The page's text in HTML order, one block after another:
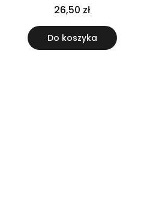
26,50 zł
Do koszyka